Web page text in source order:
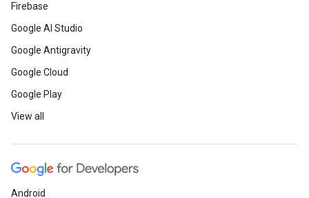
Firebase
Google AI Studio
Google Antigravity
Google Cloud
Google Play
View all
Android